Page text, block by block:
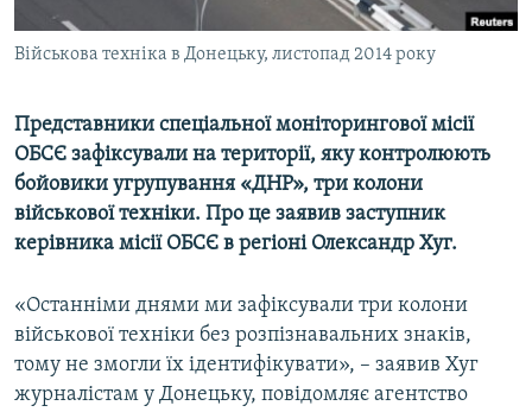
ІНФОГРАФІКА
ДОЛУЧАЙСЯ!
Усі сайти RFE/RL
Військова техніка в Донецьку, листопад 2014 року
Представники спеціальної моніторингової місії
ОБСЄ зафіксували на території, яку контролюють
бойовики угрупування «ДНР», три колони
військової техніки. Про це заявив заступник
керівника місії ОБСЄ в регіоні Олександр Хуг.
«Останніми днями ми зафіксували три колони
військової техніки без розпізнавальних знаків,
тому не змогли їх ідентифікувати», – заявив Хуг
журналістам у Донецьку, повідомляє агентство